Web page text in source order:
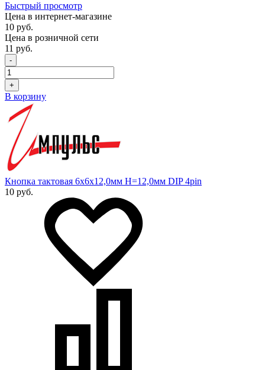
Быстрый просмотр
Цена в интернет-магазине
10 руб.
Цена в розничной сети
11 руб.
-
+
В корзину
Кнопка тактовая 6х6х12,0мм H=12,0мм DIP 4pin
10 руб.